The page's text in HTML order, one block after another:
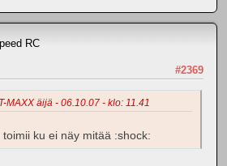
RC
#2369
MAXX äijä - 06.10.07 - klo: 11.41
ku ei näy mitää :shock: